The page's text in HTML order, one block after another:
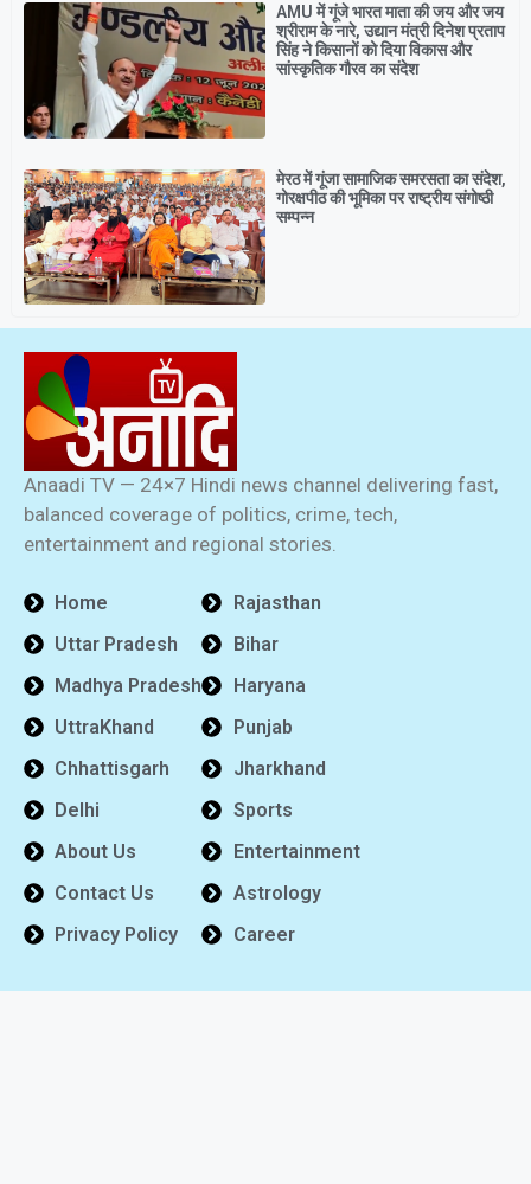
AMU में गूंजे भारत माता की जय और जय
श्रीराम के नारे, उद्यान मंत्री दिनेश प्रताप
सिंह ने किसानों को दिया विकास और
सांस्कृतिक गौरव का संदेश
मेरठ में गूंजा सामाजिक समरसता का संदेश,
गोरक्षपीठ की भूमिका पर राष्ट्रीय संगोष्ठी
सम्पन्न
Anaadi TV — 24×7 Hindi news channel delivering fast,
balanced coverage of politics, crime, tech,
entertainment and regional stories.
Home
Uttar Pradesh
Madhya Pradesh
UttraKhand
Chhattisgarh
Delhi
About Us
Contact Us
Privacy Policy
Rajasthan
Bihar
Haryana
Punjab
Jharkhand
Sports
Entertainment
Astrology
Career